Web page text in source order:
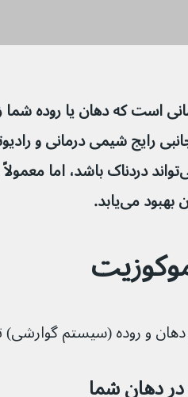
است که دهان یا روده
رایج شیمی درمانی و
موکوزیت می‌تواند دردناک باشد،
می‌یابد.
و روده (سیستم گوارشی)
دهان شما